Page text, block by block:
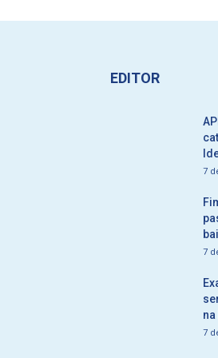
EDITOR
7
7
na
7